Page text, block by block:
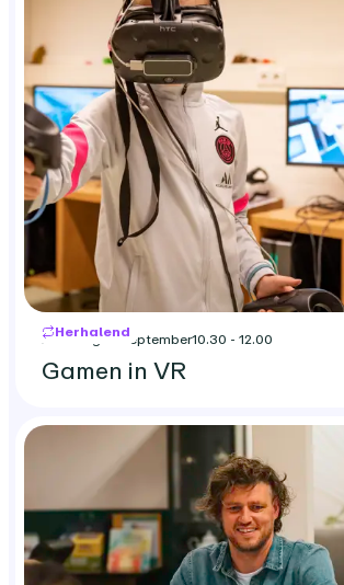
Herhalend
zaterdag 19 september10.30 - 12.00
Gamen in VR